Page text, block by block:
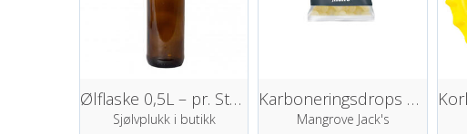
Ølflaske 0,5L – pr. Stk (nrw/longneck)
Sjølvplukk i butikk
Karboneringsdrops M.Jacks 60stk
Mangrove Jack's